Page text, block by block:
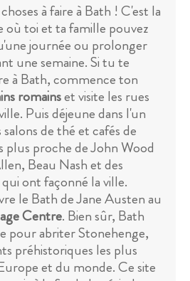
à faire à Bath ! C'est la
où toi et ta famille pouvez
journée ou prolonger
une semaine. Si tu te
à Bath, commence ton
romainset visite les rues
Puis déjeune dans l'un
de thé et cafés de
plus proche de John Wood
Beau Nash et des
ont façonné la ville.
le Bath de Jane Austen au
Centre. Bien sûr, Bath
pour abriter Stonehenge,
préhistoriques les plus
et du monde. Ce site